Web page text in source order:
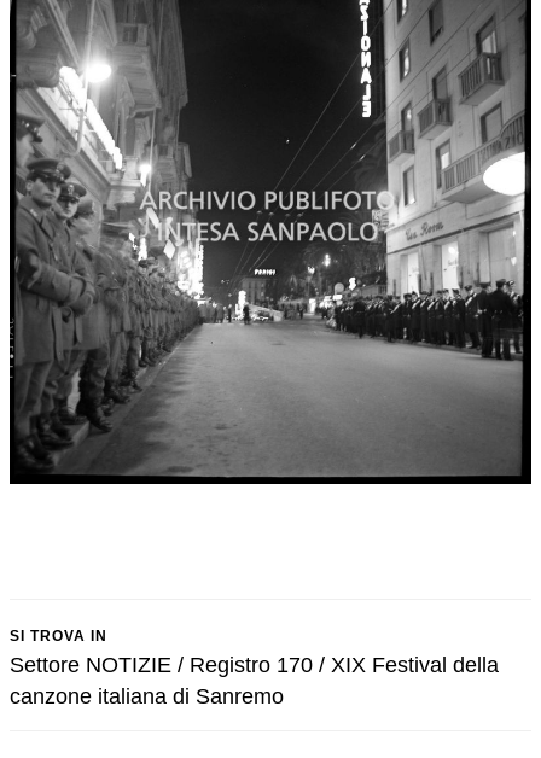
SI TROVA IN
Settore NOTIZIE / Registro 170 / XIX Festival della
canzone italiana di Sanremo